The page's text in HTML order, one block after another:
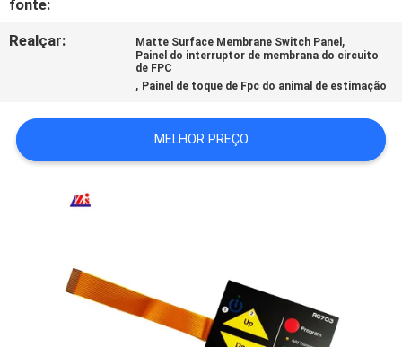
CITAÇÕES
SITE
POLÍTICA
fonte:
Realçar: Matte Surface Membrane Switch Panel ,
Painel do interruptor de membrana do circuito
de FPC
, Painel de toque de Fpc do animal de estimação
MELHOR PREÇO